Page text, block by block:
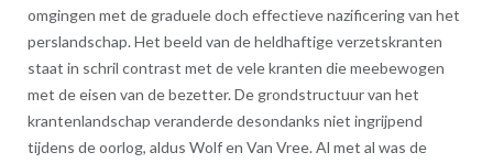
omgingen met de graduele doch effectieve nazificering van het
perslandschap. Het beeld van de heldhaftige verzetskranten
staat in schril contrast met de vele kranten die meebewogen
met de eisen van de bezetter. De grondstructuur van het
krantenlandschap veranderde desondanks niet ingrijpend
tijdens de oorlog, aldus Wolf en Van Vree. Al met al was de